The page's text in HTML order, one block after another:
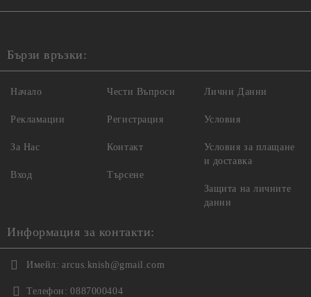
Бързи връзки:
Начало
Рекламации
За Нас
Вход
Чести Въпроси
Регистрация
Контакт
Търсене
Лични Данни
Условия
Условия за плащане
и доставка
Защита на личните
данни
Информация за контакти:
Имейл: arcus.knish@gmail.com
Телефон: 0887000404